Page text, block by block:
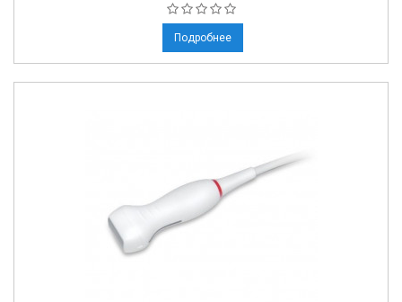
Подробнее